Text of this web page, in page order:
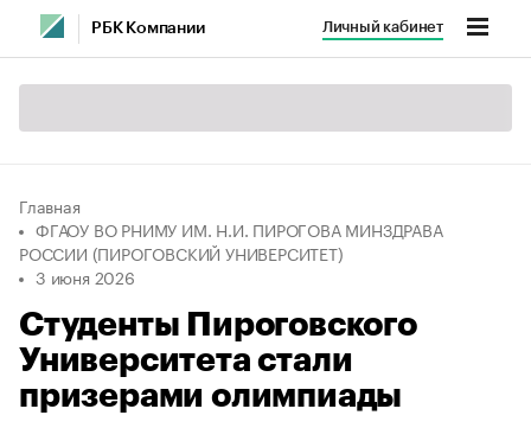
РБК Компании Личный кабинет
Главная
ФГАОУ ВО РНИМУ ИМ. Н.И. ПИРОГОВА МИНЗДРАВА
РОССИИ (ПИРОГОВСКИЙ УНИВЕРСИТЕТ)
3 июня 2026
Студенты Пироговского
Университета стали
призерами олимпиады